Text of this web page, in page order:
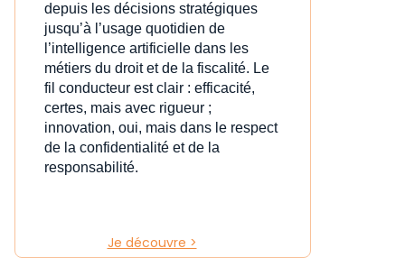
depuis les décisions stratégiques
jusqu’à l’usage quotidien de
l’intelligence artificielle dans les
métiers du droit et de la fiscalité. Le
fil conducteur est clair : efficacité,
certes, mais avec rigueur ;
innovation, oui, mais dans le respect
de la confidentialité et de la
responsabilité.
Je découvre >